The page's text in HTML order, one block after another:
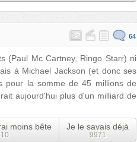
64
(Paul Mc Cartney, Ringo Starr) ni
à Michael Jackson (et donc ses
pour la somme de 45 millions de
aujourd'hui plus d'un milliard de
moins bête
Je le savais déjà
9971